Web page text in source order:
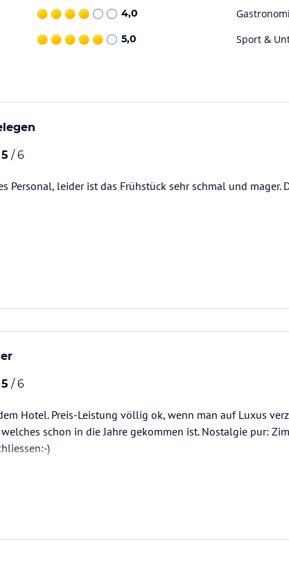
4,0
5,0 Sport &
5 / 6
Personal, leider ist das Frühstück sehr schmal und mager.
5 / 6
Hotel. Preis-Leistung völlig ok, wenn man auf Luxus
schon in die Jahre gekommen ist. Nostalgie pur:
)